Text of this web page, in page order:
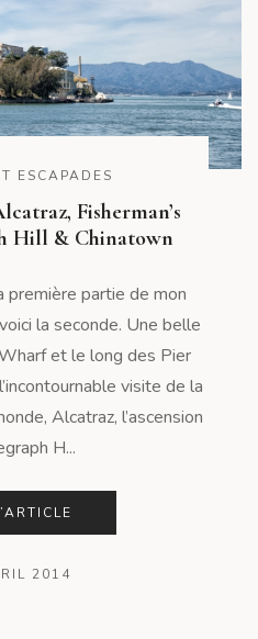
ESCAPADES
Fisherman’s
Hill & Chinatown
première partie de mon
la seconde. Une belle
et le long des Pier
visite de la
Alcatraz, l’ascension
H...
2014